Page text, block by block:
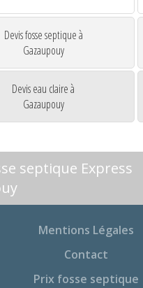
Devis fosse septique à
Gazaupouy
Devis eau claire à
Gazaupouy
septique Express
Mentions Légales
Contact
Prix fosse septique